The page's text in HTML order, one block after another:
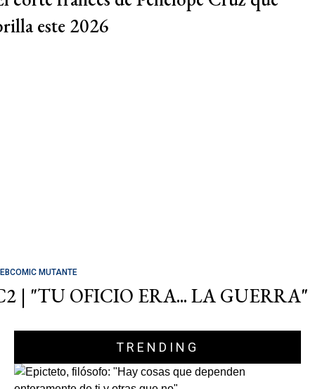
este 2026
MUTANTE
| "TU OFICIO ERA... LA GUERRA"
TRENDING